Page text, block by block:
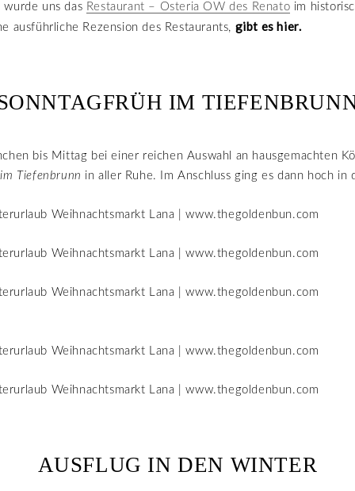
uns das Restaurant – Osteria OW des Renato im
ausführliche Rezension des Restaurants, gibt es hier.
IM
bis Mittag bei einer reichen Auswahl an hausgemachten
im Tiefenbrunn in aller Ruhe. Im Anschluss ging es dann hoch in
AUSFLUG IN DEN WINTER